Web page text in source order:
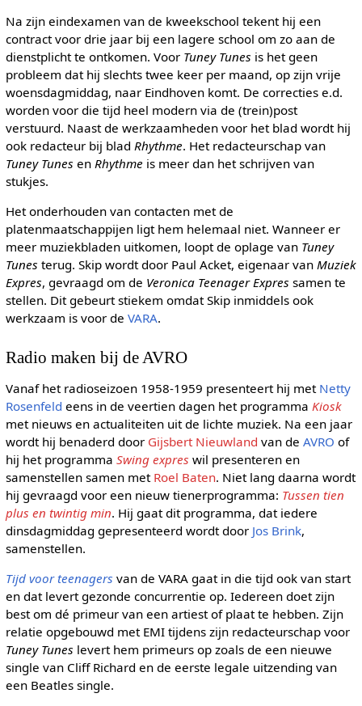
Na zijn eindexamen van de kweekschool tekent hij een
contract voor drie jaar bij een lagere school om zo aan de
dienstplicht te ontkomen. Voor Tuney Tunes is het geen
probleem dat hij slechts twee keer per maand, op zijn vrije
woensdagmiddag, naar Eindhoven komt. De correcties e.d.
worden voor die tijd heel modern via de (trein)post
verstuurd. Naast de werkzaamheden voor het blad wordt hij
ook redacteur bij blad Rhythme. Het redacteurschap van
Tuney Tunes en Rhythme is meer dan het schrijven van
stukjes.
Het onderhouden van contacten met de
platenmaatschappijen ligt hem helemaal niet. Wanneer er
meer muziekbladen uitkomen, loopt de oplage van Tuney
Tunes terug. Skip wordt door Paul Acket, eigenaar van Muziek
Expres, gevraagd om de Veronica Teenager Expres samen te
stellen. Dit gebeurt stiekem omdat Skip inmiddels ook
werkzaam is voor de VARA.
Radio maken bij de AVRO
Vanaf het radioseizoen 1958-1959 presenteert hij met Netty
Rosenfeld eens in de veertien dagen het programma Kiosk
met nieuws en actualiteiten uit de lichte muziek. Na een jaar
wordt hij benaderd door Gijsbert Nieuwland van de AVRO of
hij het programma Swing expres wil presenteren en
samenstellen samen met Roel Baten. Niet lang daarna wordt
hij gevraagd voor een nieuw tienerprogramma: Tussen tien
plus en twintig min. Hij gaat dit programma, dat iedere
dinsdagmiddag gepresenteerd wordt door Jos Brink,
samenstellen.
Tijd voor teenagers van de VARA gaat in die tijd ook van start
en dat levert gezonde concurrentie op. Iedereen doet zijn
best om dé primeur van een artiest of plaat te hebben. Zijn
relatie opgebouwd met EMI tijdens zijn redacteurschap voor
Tuney Tunes levert hem primeurs op zoals de een nieuwe
single van Cliff Richard en de eerste legale uitzending van
een Beatles single.